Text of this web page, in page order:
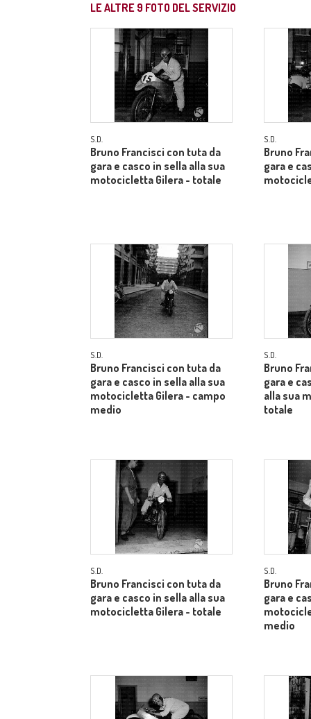
LE ALTRE 9 FOTO DEL SERVIZIO
S.D.
Bruno Francisci con tuta da
gara e casco in sella alla sua
motocicletta Gilera - totale
S.D.
Bruno
gara e
S.D.
Bruno Francisci con tuta da
gara e casco in sella alla sua
motocicletta Gilera - campo
medio
S.D.
Bruno
gara e
alla sua
totale
S.D.
Bruno Francisci con tuta da
gara e casco in sella alla sua
motocicletta Gilera - totale
S.D.
Bruno
gara e
medio